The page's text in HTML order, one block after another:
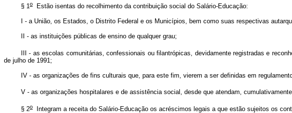
§ 1o Estão isentas do recolhimento da contribuição social do Salário-Educação:
I - a União, os Estados, o Distrito Federal e os Municípios, bem como suas respectivas
II - as instituições públicas de ensino de qualquer grau;
III - as escolas comunitárias, confessionais ou filantrópicas, devidamente registradas e
de julho de 1991;
IV - as organizações de fins culturais que, para este fim, vierem a ser definidas em
V - as organizações hospitalares e de assistência social, desde que atendam,
§ 2o Integram a receita do Salário-Educação os acréscimos legais a que estão sujeitos os